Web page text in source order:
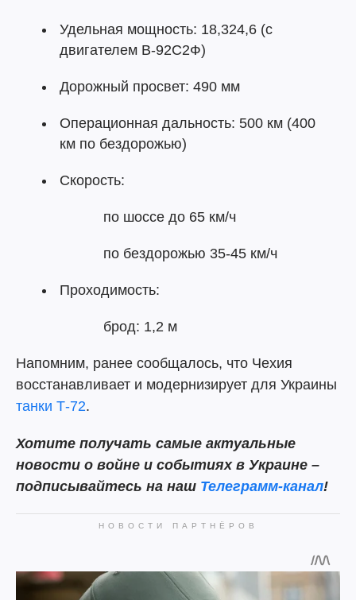
Удельная мощность: 18,324,6 (с
двигателем В-92С2Ф)
Дорожный просвет: 490 мм
Операционная дальность: 500 км (400
км по бездорожью)
Скорость:
по шоссе до 65 км/ч
по бездорожью 35-45 км/ч
Проходимость:
брод: 1,2 м
Напомним, ранее сообщалось, что Чехия
восстанавливает и модернизирует для Украины
танки Т-72.
Хотите получать самые актуальные
новости о войне и событиях в Украине –
подписывайтесь на наш Телеграмм-канал!